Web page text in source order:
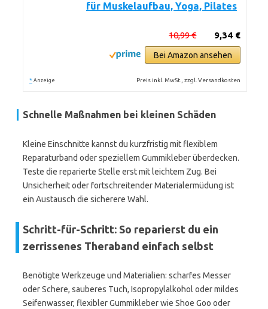
für Muskelaufbau, Yoga, Pilates
9,34 €
10,99 €
Bei Amazon ansehen
* Anzeige Preis inkl. MwSt., zzgl. Versandkosten
Schnelle Maßnahmen bei kleinen Schäden
Kleine Einschnitte kannst du kurzfristig mit flexiblem
Reparaturband oder speziellem Gummikleber überdecken.
Teste die reparierte Stelle erst mit leichtem Zug. Bei
Unsicherheit oder fortschreitender Materialermüdung ist
ein Austausch die sicherere Wahl.
Schritt-für-Schritt: So reparierst du ein
zerrissenes Theraband einfach selbst
Benötigte Werkzeuge und Materialien: scharfes Messer
oder Schere, sauberes Tuch, Isopropylalkohol oder mildes
Seifenwasser, flexibler Gummikleber wie Shoe Goo oder